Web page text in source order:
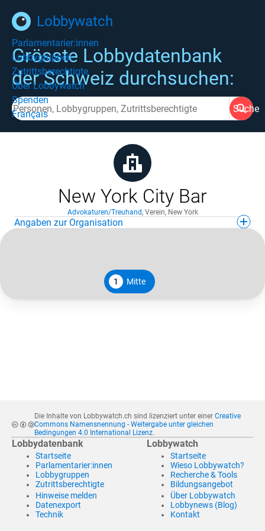
Lobbywatch
Parlamentarier:innen
Lobbygruppen
Zutrittsberechtigte
Über Lobbywatch
Spenden
Français
Grösste Lobbydatenbank
der Schweiz durchsuchen:
Suche
New York City Bar
Advokaturen/Treuhand, Verein, New York
Angaben zur Organisation
1 Mitte
Die Inhalte von Lobbywatch.ch sind lizenziert unter einer Creative
Commons Namensnennung - Weitergabe unter gleichen
Bedingungen 4.0 International Lizenz.
Lobbydatenbank
Startseite
Parlamentarier:innen
Lobbygruppen
Zutrittsberechtigte
Hinweise melden
Datenexport
Technik
Lobbywatch
Startseite
Wieso Lobbywatch?
Recherche & Tools
Bildungsangebot
Über Lobbywatch
Lobbynews (Blog)
Kontakt